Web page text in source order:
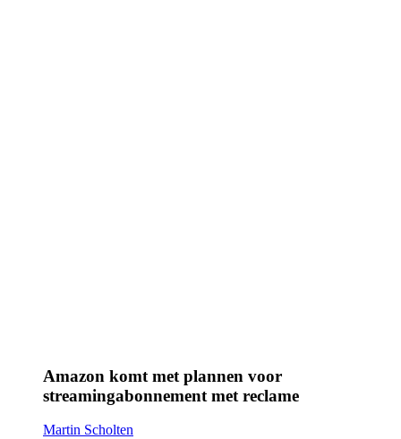
Amazon komt met plannen voor
streamingabonnement met reclame
Martin Scholten